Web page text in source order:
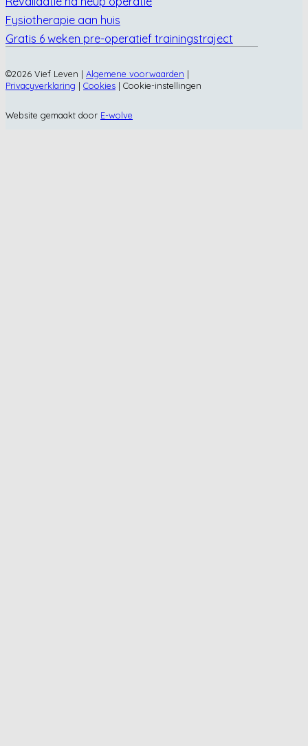
Fysiotherapie aan huis
Gratis 6 weken pre-operatief trainingstraject
©2026 Vief Leven | Algemene voorwaarden |
Privacyverklaring | Cookies | Cookie-instellingen
Website gemaakt door E-wolve